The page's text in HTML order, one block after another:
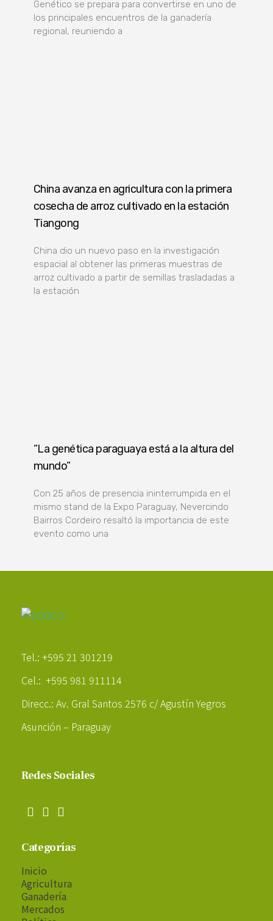
Genético se prepara para convertirse en uno de
los principales encuentros de la ganadería
regional, reuniendo a
China avanza en agricultura con la primera
cosecha de arroz cultivado en la estación
Tiangong
China dio un nuevo paso en la investigación
espacial al obtener las primeras muestras de
arroz cultivado a partir de semillas trasladadas a
la estación
“La genética paraguaya está a la altura del
mundo”
Con 25 años de presencia ininterrumpida en el
mismo stand de la Expo Paraguay, Nevercindo
Bairros Cordeiro resaltó la importancia de este
evento como una
Tel.: +595 21 301219
Cel.: +595 981 911114
Direcc.: Av. Gral Santos 2576 c/ Agustín Yegros
Asunción – Paraguay
Redes Sociales
Categorías
Inicio
Agricultura
Ganadería
Mercados